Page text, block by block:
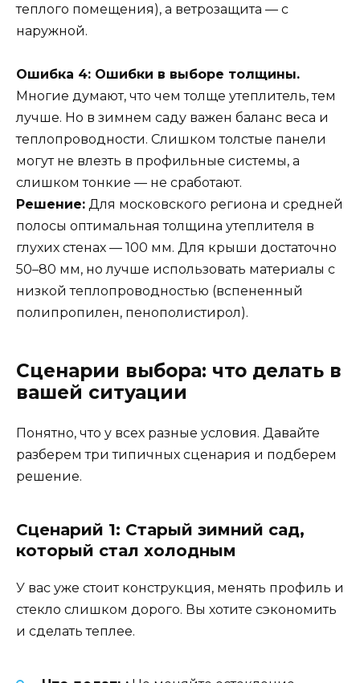
теплого помещения), а ветрозащита — с
наружной.
Ошибка 4: Ошибки в выборе толщины.
Многие думают, что чем толще утеплитель, тем
лучше. Но в зимнем саду важен баланс веса и
теплопроводности. Слишком толстые панели
могут не влезть в профильные системы, а
слишком тонкие — не сработают.
Решение: Для московского региона и средней
полосы оптимальная толщина утеплителя в
глухих стенах — 100 мм. Для крыши достаточно
50–80 мм, но лучше использовать материалы с
низкой теплопроводностью (вспененный
полипропилен, пенополистирол).
Сценарии выбора: что делать в
вашей ситуации
Понятно, что у всех разные условия. Давайте
разберем три типичных сценария и подберем
решение.
Сценарий 1: Старый зимний сад,
который стал холодным
У вас уже стоит конструкция, менять профиль и
стекло слишком дорого. Вы хотите сэкономить
и сделать теплее.